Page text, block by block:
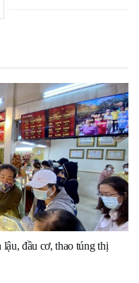
đầu cơ, thao túng thị